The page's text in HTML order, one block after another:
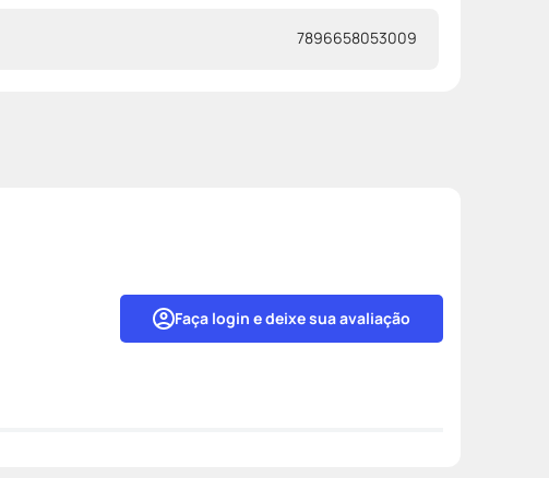
7896658053009
Faça login e deixe sua avaliação